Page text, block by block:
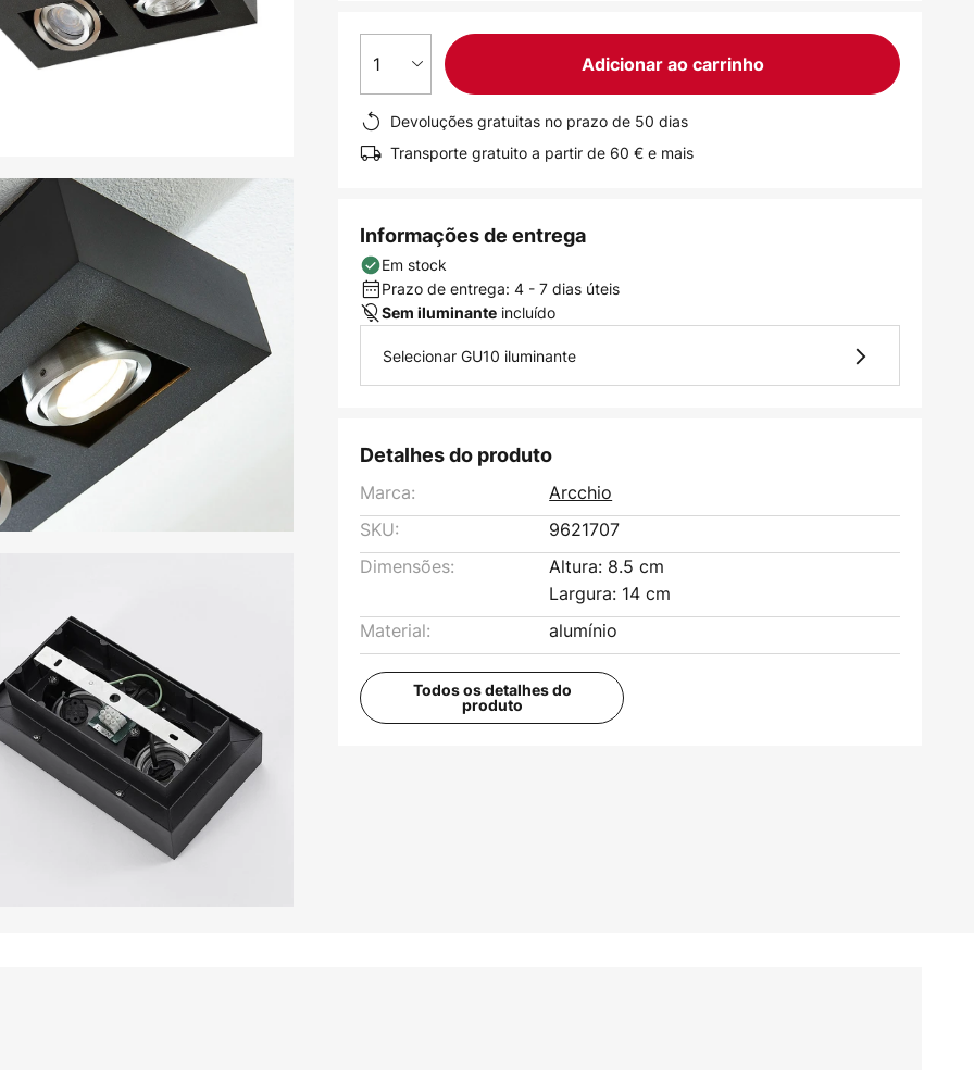
1 Adicionar ao carrinho
Devoluções gratuitas no prazo de 50 dias
Transporte gratuito a partir de 60 € e mais
Informações de entrega
Em stock
Prazo de entrega: 4 - 7 dias úteis
Sem iluminante incluído
Selecionar GU10 iluminante
Detalhes do produto
Marca:
Arcchio
SKU:
9621707
Dimensões:
Altura: 8.5 cm
Largura: 14 cm
Material:
alumínio
Todos os detalhes do
produto